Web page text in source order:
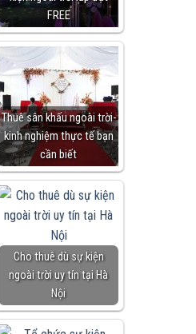
FREE
Thuê sân khấu ngoài trời-
kinh nghiệm thực tế bạn
cần biết
Cho thuê dù sự kiện
ngoài trời uy tín tại Hà
Nội